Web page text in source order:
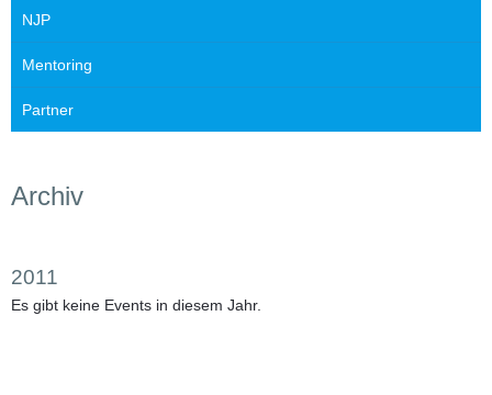
NJP
Mentoring
Partner
Archiv
2011
Es gibt keine Events in diesem Jahr.